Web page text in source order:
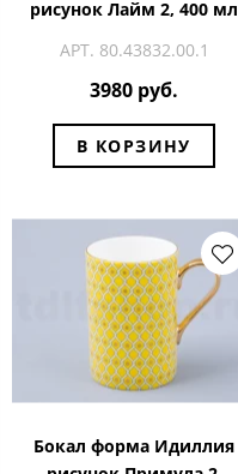
рисунок Лайм 2, 400 мл
АРТ. 80.43832.00.1
3980 руб.
В КОРЗИНУ
Бокал форма Идиллия